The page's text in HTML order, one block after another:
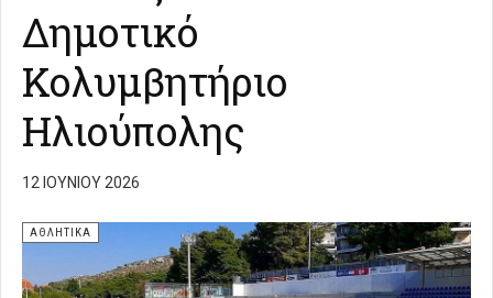
Δημοτικό
Κολυμβητήριο
Ηλιούπολης
12 ΙΟΥΝΊΟΥ 2026
ΑΘΛΗΤΙΚΑ